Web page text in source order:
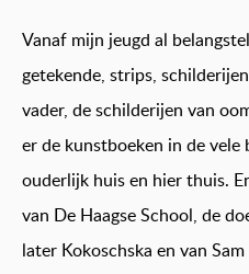
Vanaf mijn jeugd al
getekende, strips,
vader, de schilderijen van
er de kunstboeken in de vele
ouderlijk huis en hier thuis.
van De Haagse School, de
later Kokoschska en van